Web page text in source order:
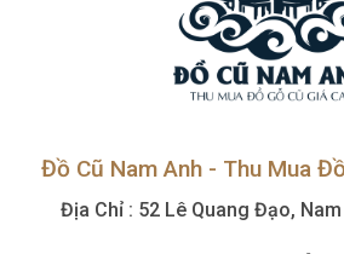
Đồ Cũ Nam Anh - Thu Mua
Địa Chỉ : 52 Lê Quang Đạo,